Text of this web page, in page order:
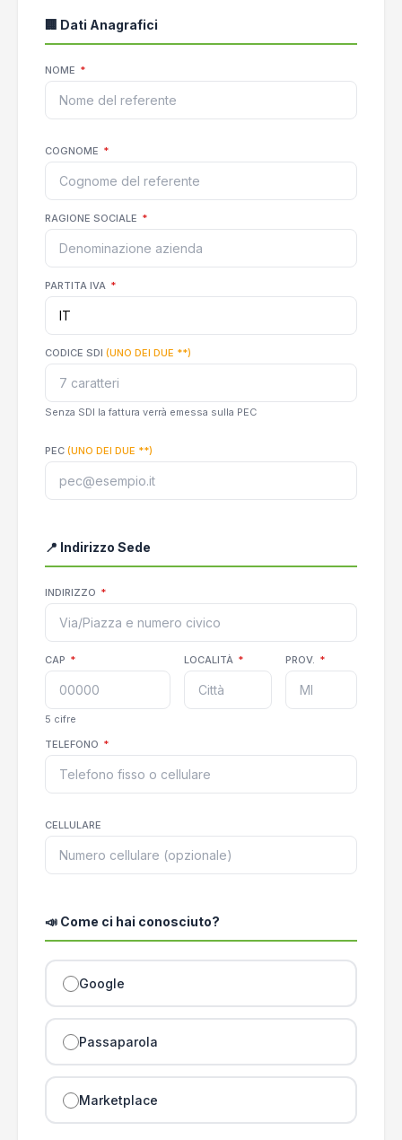
🏢 Dati Anagrafici
NOME *
COGNOME *
RAGIONE SOCIALE *
PARTITA IVA *
CODICE SDI (UNO DEI DUE **)
Senza SDI la fattura verrà emessa sulla PEC
PEC (UNO DEI DUE **)
📍 Indirizzo Sede
INDIRIZZO *
CAP *
5 cifre
LOCALITÀ * PROV. *
TELEFONO *
CELLULARE
📣 Come ci hai conosciuto?
Google
Passaparola
Marketplace